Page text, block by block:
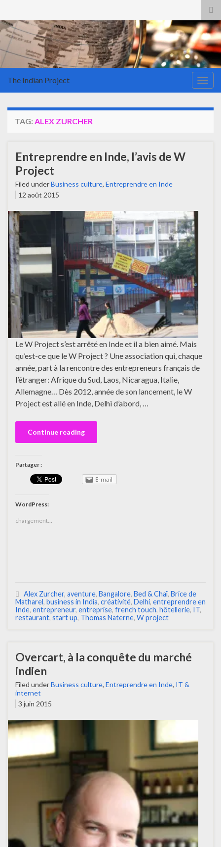
The Indian Project
TAG: ALEX ZURCHER
Entreprendre en Inde, l’avis de W
Project
Filed underBusiness culture, Entreprendre en Inde
12 août 2015
Le W Project s’est arrêté en Inde et il a bien aimé. Mais
qu’est-ce que le W Project ? Une association qui, chaque
année, part à la rencontre des entrepreneurs français de
l’étranger: Afrique du Sud, Laos, Nicaragua, Italie,
Allemagne… Dès 2012, année de son lancement, le W
Project est allé en Inde, Delhi d’abord, …
Continue reading
Partager :
E-mail
WordPress:
chargement…
Alex Zurcher, aventure, Bangalore, Bed & Chaï, Brice de
Matharel, business in India, créativité, Delhi, entreprendre en
Inde, entrepreneur, entreprise, french touch, hôtellerie, IT,
restaurant, start up, Thomas Naterne, W project
Overcart, à la conquête du marché
indien
Filed underBusiness culture, Entreprendre en Inde, IT &
internet
3 juin 2015